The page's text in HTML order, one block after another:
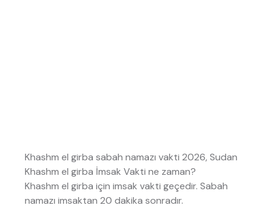
Khashm el girba sabah namazı vakti 2026, Sudan
Khashm el girba İmsak Vakti ne zaman?
Khashm el girba için imsak vakti geçedir. Sabah
namazı imsaktan 20 dakika sonradır.